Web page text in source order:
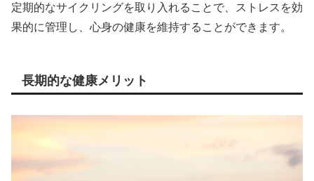
定期的なサイクリングを取り入れることで、ストレスを効
果的に管理し、心身の健康を維持することができます。
長期的な健康メリット